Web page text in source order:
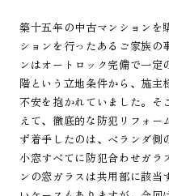
築十五年の中古マンションを
ションを行ったあるご家族の
ンはオートロック完備で一
階という立地条件から、施主
不安を抱かれていました。そ
えて、徹底的な防犯リフォー
ず着手したのは、ベランダ側
小窓すべてに防犯合わせガラ
ンの窓ガラスは共用部に該当